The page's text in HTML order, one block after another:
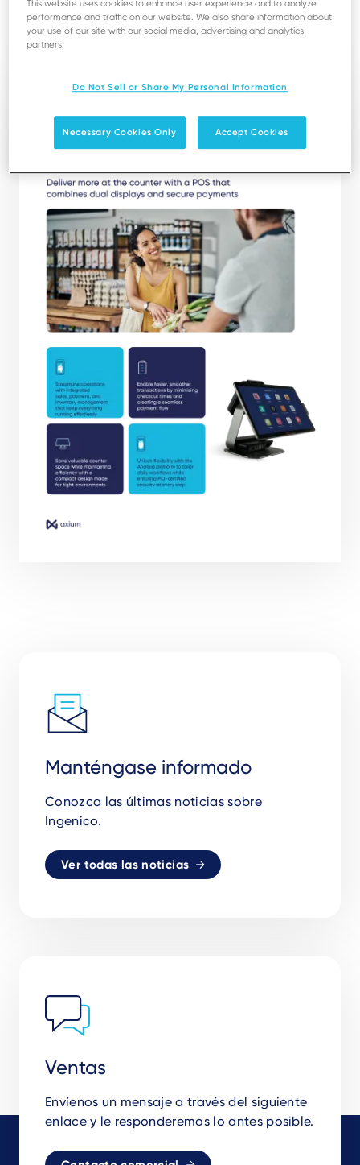
Descargar
Manténgase informado
Conozca las últimas noticias sobre
Ingenico.
Ver todas las noticias
Ventas
Envíenos un mensaje a través del siguiente
enlace y le responderemos lo antes posible.
This website uses cookies to enhance user experience and to analyze
performance and traffic on our website. We also share information about
your use of our site with our social media, advertising and analytics
partners.
Do Not Sell or Share My Personal Information
Necessary Cookies Only Accept Cookies